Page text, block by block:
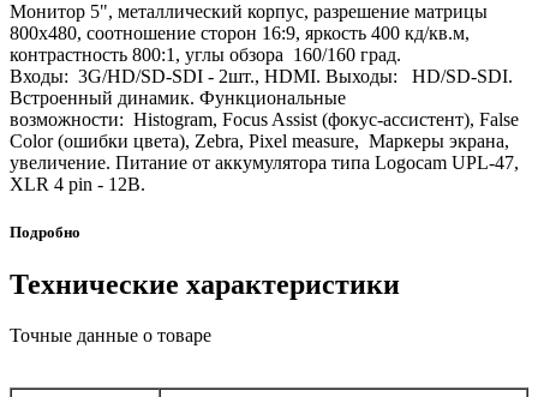
Монитор 5", металлический корпус, разрешение матрицы
800х480, соотношение сторон 16:9, яркость 400 кд/кв.м,
контрастность 800:1, углы обзора 160/160 град.
Входы: 3G/HD/SD-SDI - 2шт., HDMI. Выходы: HD/SD-SDI.
Встроенный динамик. Функциональные
возможности: Histogram, Focus Assist (фокус-ассистент), False
Color (ошибки цвета), Zebra, Pixel measure, Маркеры экрана,
увеличение. Питание от аккумулятора типа Logocam UPL-47,
XLR 4 pin - 12В.
Подробно
Технические характеристики
Точные данные о товаре